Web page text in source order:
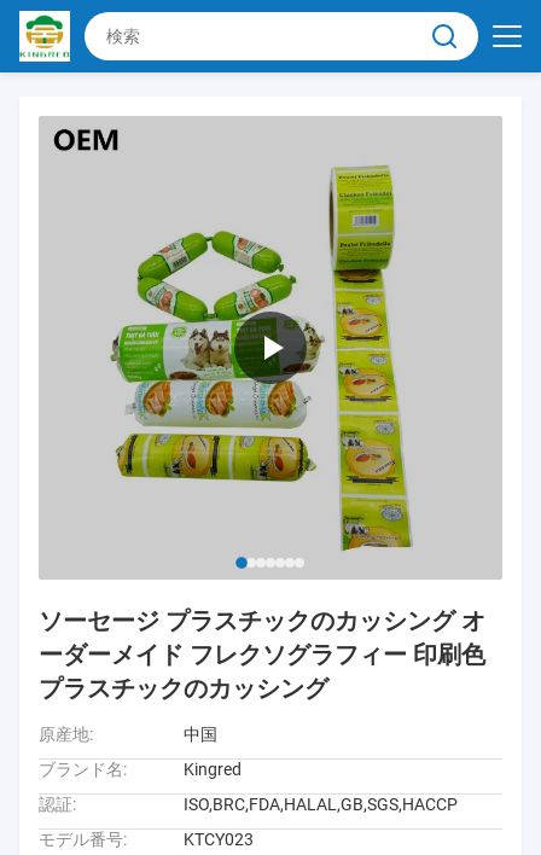
ソーセージ プラスチックのカッシング オ
ーダーメイド フレクソグラフィー 印刷色
プラスチックのカッシング
原産地:
中国
ブランド名:
Kingred
認証:
ISO,BRC,FDA,HALAL,GB,SGS,HACCP
モデル番号:
KTCY023